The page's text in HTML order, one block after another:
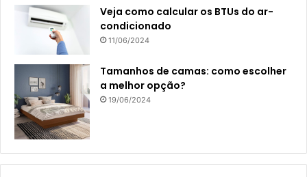
Veja como calcular os BTUs do ar-
condicionado
11/06/2024
Tamanhos de camas: como escolher
a melhor opção?
19/06/2024